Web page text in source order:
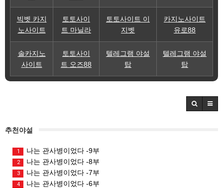
빅벳 카지
노사이트
토토사이
트 마닐라
토토사이트 이
지벳
카지노사이트
유로88
솔카지노
사이트
토토사이
트 오즈88
텔레그램 야설
탑
텔레그램 야설
탑
추천야설
1 나는 관사병이었다 -9부
2 나는 관사병이었다 -8부
3 나는 관사병이었다 -7부
4 나는 관사병이었다 -6부